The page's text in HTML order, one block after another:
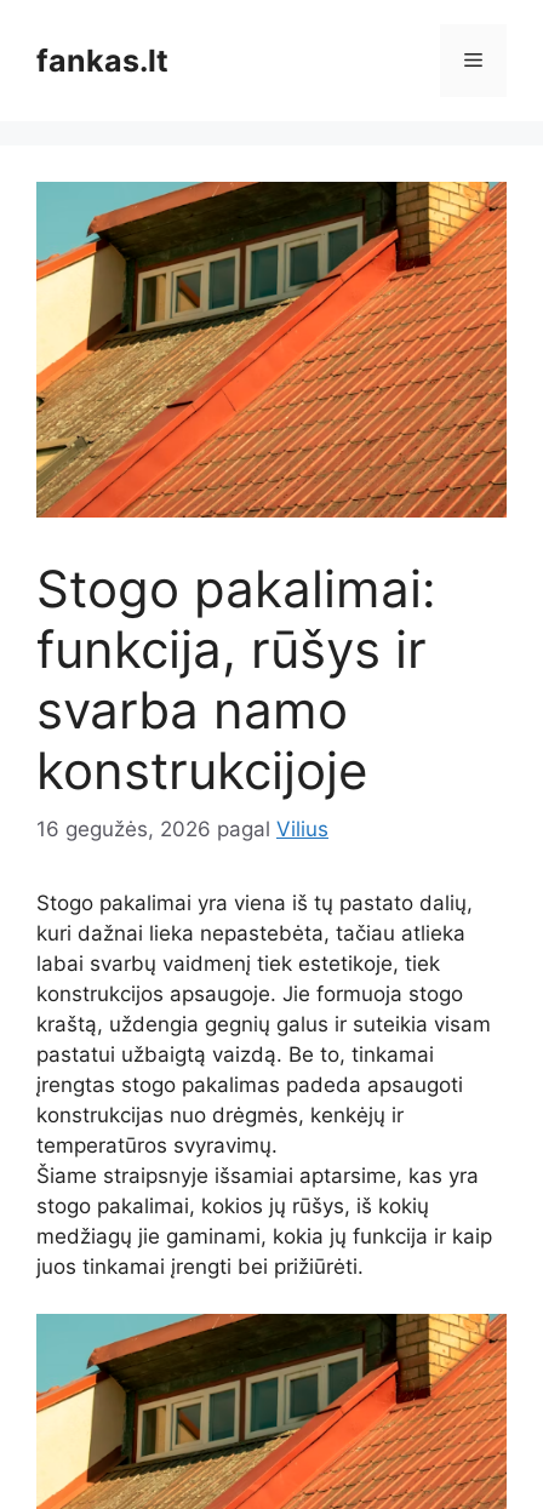
turiniofankas.lt Meniu
Stogo pakalimai:
funkcija, rūšys ir
svarba namo
konstrukcijoje
16 gegužės, 2026 pagal Vilius
Stogo pakalimai yra viena iš tų pastato dalių,
kuri dažnai lieka nepastebėta, tačiau atlieka
labai svarbų vaidmenį tiek estetikoje, tiek
konstrukcijos apsaugoje. Jie formuoja stogo
kraštą, uždengia gegnių galus ir suteikia visam
pastatui užbaigtą vaizdą. Be to, tinkamai
įrengtas stogo pakalimas padeda apsaugoti
konstrukcijas nuo drėgmės, kenkėjų ir
temperatūros svyravimų.
Šiame straipsnyje išsamiai aptarsime, kas yra
stogo pakalimai, kokios jų rūšys, iš kokių
medžiagų jie gaminami, kokia jų funkcija ir kaip
juos tinkamai įrengti bei prižiūrėti.